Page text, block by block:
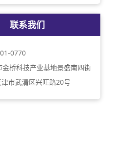
联系我们
0770
金桥科技产业基地景盛南四街
市武清区兴旺路20号